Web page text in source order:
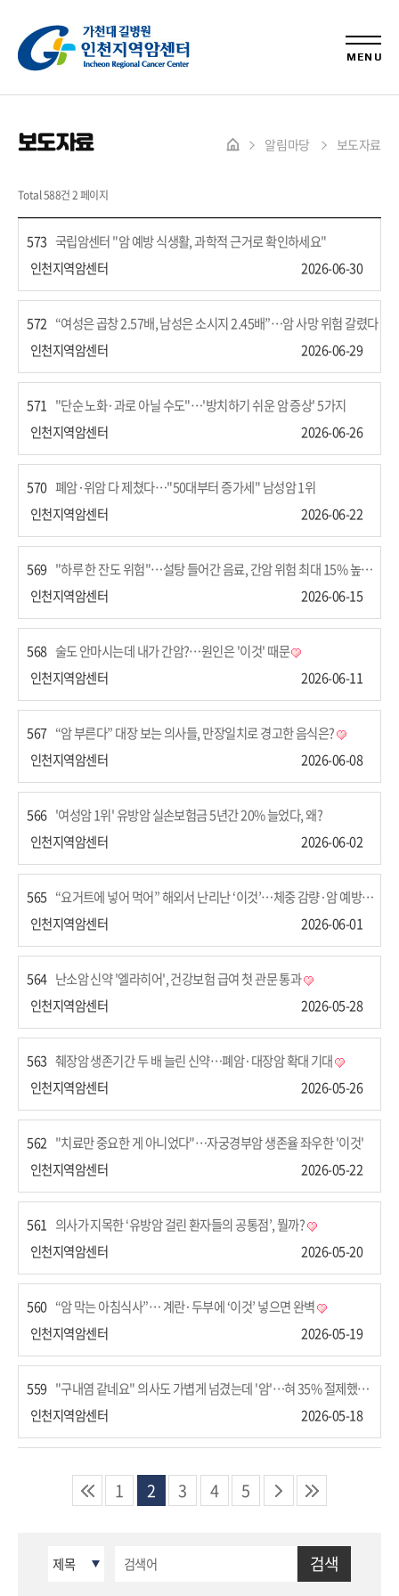
MENU
보도자료 알림마당 보도자료
Total 588건2 페이지
573 국립암센터 "암 예방 식생활, 과학적 근거로 확인하세요"
인천지역암센터
2026-06-30
572 “여성은 곱창 2.57배, 남성은 소시지 2.45배”…암 사망 위험 갈렸다
인천지역암센터
2026-06-29
571 "단순 노화·과로 아닐 수도"…'방치하기 쉬운 암 증상' 5가지
인천지역암센터
2026-06-26
570 폐암·위암 다 제쳤다…"50대부터 증가세" 남성암 1위
인천지역암센터
2026-06-22
569
"하루 한 잔도 위험"…설탕 들어간 음료, 간암 위험 최대 15% 높인다
인천지역암센터
2026-06-15
568 술도 안마시는데 내가 간암?…원인은 '이것' 때문
인천지역암센터
2026-06-11
567 “암 부른다” 대장 보는 의사들, 만장일치로 경고한 음식은?
인천지역암센터
2026-06-08
566 '여성암 1위' 유방암 실손보험금 5년간 20% 늘었다, 왜?
인천지역암센터
2026-06-02
565
“요거트에 넣어 먹어” 해외서 난리난 ‘이것’…체중 감량·암 예방까지
인천지역암센터
2026-06-01
564 난소암 신약 '엘라히어', 건강보험 급여 첫 관문 통과
인천지역암센터
2026-05-28
563 췌장암 생존기간 두 배 늘린 신약…폐암·대장암 확대 기대
인천지역암센터
2026-05-26
562 "치료만 중요한 게 아니었다"…자궁경부암 생존율 좌우한 '이것'
인천지역암센터
2026-05-22
561 의사가 지목한 ‘유방암 걸린 환자들의 공통점’, 뭘까?
인천지역암센터
2026-05-20
560 “암 막는 아침식사”… 계란·두부에 ‘이것’ 넣으면 완벽
인천지역암센터
2026-05-19
559
"구내염 같네요" 의사도 가볍게 넘겼는데 '암'…혀 35% 절제했다
인천지역암센터
2026-05-18
1 2 3 4 5